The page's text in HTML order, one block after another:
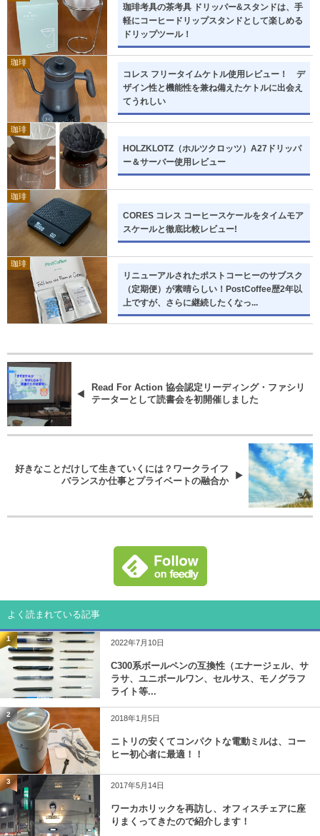
珈琲考具の茶考具 ドリッパー&スタンドは、手
軽にコーヒードリップスタンドとして楽しめる
ドリップツール！
珈琲
コレス フリータイムケトル使用レビュー！ デ
ザイン性と機能性を兼ね備えたケトルに出会え
てうれしい
珈琲
HOLZKLOTZ（ホルツクロッツ）A27ドリッパ
ー＆サーバー使用レビュー
珈琲
CORES コレス コーヒースケールをタイムモア
スケールと徹底比較レビュー!
珈琲
リニューアルされたポストコーヒーのサブスク
（定期便）が素晴らしい！PostCoffee歴2年以
上ですが、さらに継続したくなっ...
Read For Action 協会認定リーディング・ファシリ
テーターとして読書会を初開催しました
好きなことだけして生きていくには？ワークライフ
バランスか仕事とプライベートの融合か
よく読まれている記事
1 2022年7月10日
C300系ボールペンの互換性（エナージェル、サ
ラサ、ユニボールワン、セルサス、モノグラフ
ライト等...
2 2018年1月5日
ニトリの安くてコンパクトな電動ミルは、コー
ヒー初心者に最適！！
3 2017年5月14日
ワーカホリックを再訪し、オフィスチェアに座
りまくってきたので紹介します！